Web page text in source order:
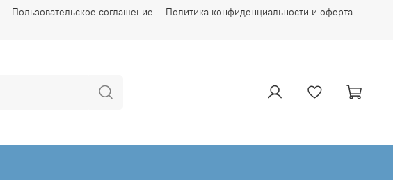
Пользовательское соглашение Политика конфиденциальности и оферта